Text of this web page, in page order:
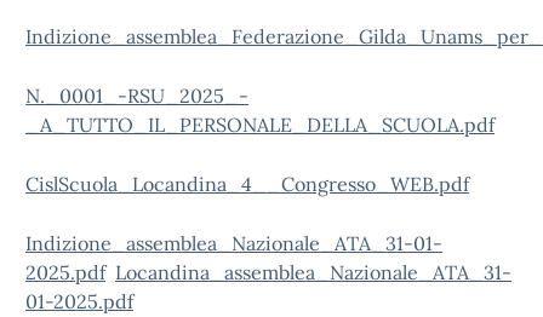
N._0001_-RSU_2025_-
_A_TUTTO_IL_PERSONALE_DELLA_SCUOLA.pdf
CislScuola_Locandina_4__Congresso_WEB.pdf
Indizione_assemblea_Nazionale_ATA_31-01-
2025.pdf Locandina_assemblea_Nazionale_ATA_31-
01-2025.pdf